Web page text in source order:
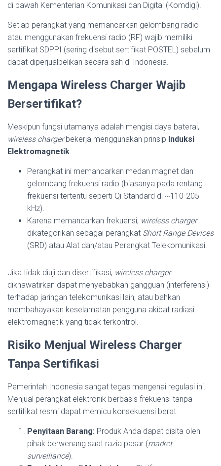
di bawah Kementerian Komunikasi dan Digital (Komdigi).
Setiap perangkat yang memancarkan gelombang radio
atau menggunakan frekuensi radio (RF) wajib memiliki
sertifikat SDPPI (sering disebut sertifikat POSTEL) sebelum
dapat diperjualbelikan secara sah di Indonesia.
Mengapa Wireless Charger Wajib
Bersertifikat?
Meskipun fungsi utamanya adalah mengisi daya baterai,
wireless chargerbekerja menggunakan prinsip Induksi
Elektromagnetik.
Perangkat ini memancarkan medan magnet dan
gelombang frekuensi radio (biasanya pada rentang
frekuensi tertentu seperti Qi Standard di ~110-205
kHz).
Karena memancarkan frekuensi, wireless charger
dikategorikan sebagai perangkat Short Range Devices
(SRD) atau Alat dan/atau Perangkat Telekomunikasi.
Jika tidak diuji dan disertifikasi, wireless charger
dikhawatirkan dapat menyebabkan gangguan (interferensi)
terhadap jaringan telekomunikasi lain, atau bahkan
membahayakan keselamatan pengguna akibat radiasi
elektromagnetik yang tidak terkontrol.
Risiko Menjual Wireless Charger
Tanpa Sertifikasi
Pemerintah Indonesia sangat tegas mengenai regulasi ini.
Menjual perangkat elektronik berbasis frekuensi tanpa
sertifikat resmi dapat memicu konsekuensi berat:
Penyitaan Barang: Produk Anda dapat disita oleh
pihak berwenang saat razia pasar (market
surveillance).